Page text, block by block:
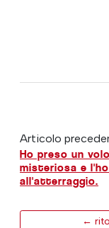
Articolo
Ho preso un
misteriosa e
all'atterraggio.
←